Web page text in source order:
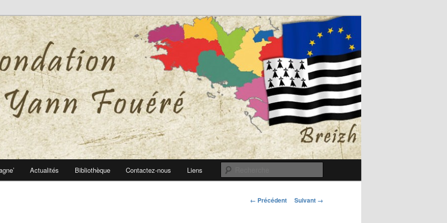
Fouéré
Fouéré
Actualités Bibliothèque Contactez-nous Liens
Navigation
← Précédent Suivant →